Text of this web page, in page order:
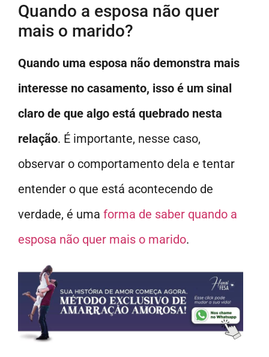
Quando a esposa não quer
mais o marido?
Quando uma esposa não demonstra mais
interesse no casamento, isso é um sinal
claro de que algo está quebrado nesta
relação. É importante, nesse caso,
observar o comportamento dela e tentar
entender o que está acontecendo de
verdade, é uma forma de saber quando a
esposa não quer mais o marido.